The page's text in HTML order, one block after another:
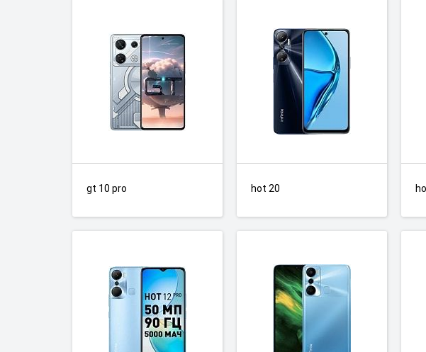
gt 10 pro hot 20